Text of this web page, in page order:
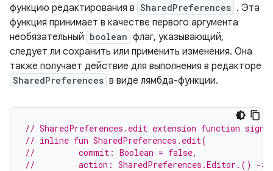
функцию редактирования в SharedPreferences . Эта
функция принимает в качестве первого аргумента
необязательный boolean флаг, указывающий,
следует ли сохранить или применить изменения. Она
также получает действие для выполнения в редакторе
SharedPreferences в виде лямбда-функции.
// SharedPreferences.edit extension function
// inline fun SharedPreferences.edit(
//         commit: Boolean = false,
//         action: SharedPreferences.Editor.() ->